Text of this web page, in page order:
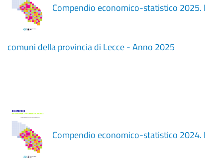
Compendio economico-statistico 2025. I
comuni della provincia di Lecce - Anno 2025
Compendio economico-statistico 2024. I